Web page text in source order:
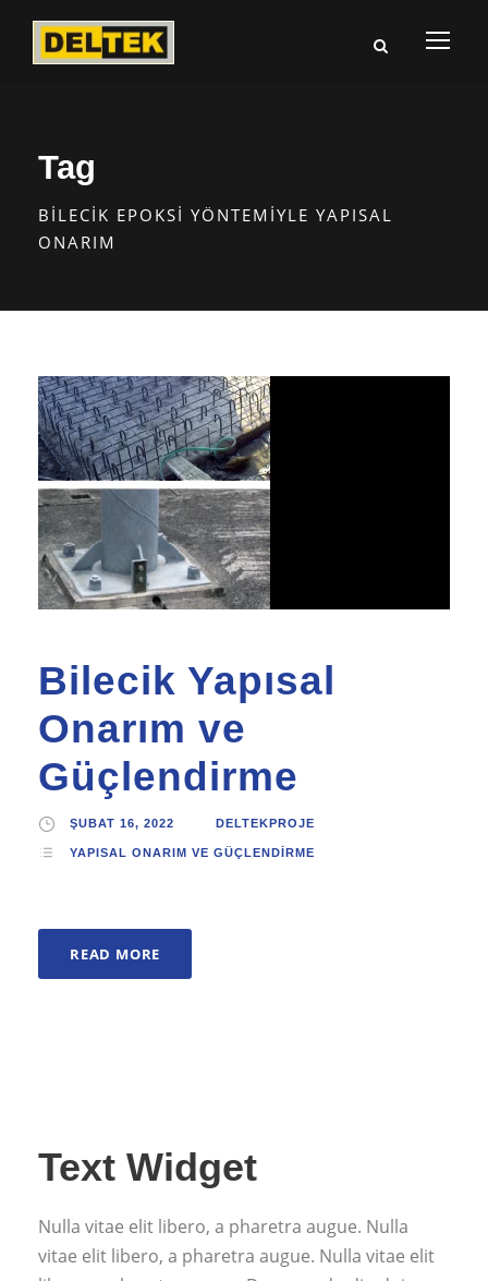
Tag
BILECIK EPOKSI YÖNTEMIYLE YAPISAL
ONARIM
Bilecik Yapısal
Onarım ve
Güçlendirme
ŞUBAT 16, 2022 DELTEKPROJE
YAPISAL ONARIM VE GÜÇLENDIRME
READ MORE
Text Widget
Nulla vitae elit libero, a pharetra augue. Nulla
vitae elit libero, a pharetra augue. Nulla vitae elit